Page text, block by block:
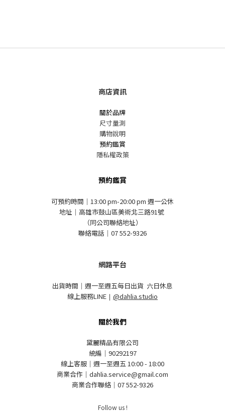
商店資訊
關於品牌
尺寸量測
購物說明
預約鑑賞
隱私權政策
預約鑑賞
可預約時間｜13:00 pm-20:00 pm 週一公休
地址｜高雄市鼓山區美術北三路91號
（同公司聯絡地址）
聯絡電話｜07 552-9326
網路平台
出貨時間｜週一至週五每日出貨 六日休息
線上服務LINE ｜ @dahlia.studio
關於我們
黛麗精品有限公司
統編｜90292197
線上客服｜週一至週五 10:00 - 18:00
商業合作｜dahlia.service@gmail.com
商業合作聯絡｜07 552-9326
Follow us !